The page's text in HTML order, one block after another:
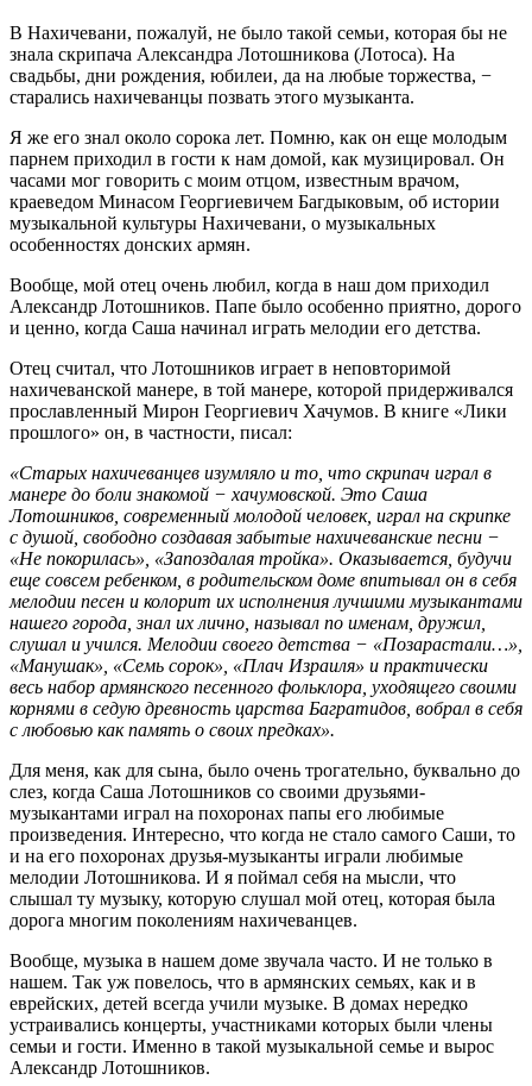
В Нахичевани, пожалуй, не было такой семьи, которая бы не
знала скрипача Александра Лотошникова (Лотоса). На
свадьбы, дни рождения, юбилеи, да на любые торжества, −
старались нахичеванцы позвать этого музыканта.
Я же его знал около сорока лет. Помню, как он еще молодым
парнем приходил в гости к нам домой, как музицировал. Он
часами мог говорить с моим отцом, известным врачом,
краеведом Минасом Георгиевичем Багдыковым, об истории
музыкальной культуры Нахичевани, о музыкальных
особенностях донских армян.
Вообще, мой отец очень любил, когда в наш дом приходил
Александр Лотошников. Папе было особенно приятно, дорого
и ценно, когда Саша начинал играть мелодии его детства.
Отец считал, что Лотошников играет в неповторимой
нахичеванской манере, в той манере, которой придерживался
прославленный Мирон Георгиевич Хачумов. В книге «Лики
прошлого» он, в частности, писал:
«Старых нахичеванцев изумляло и то, что скрипач играл в
манере до боли знакомой − хачумовской. Это Саша
Лотошников, современный молодой человек, играл на скрипке
с душой, свободно создавая забытые нахичеванские песни −
«Не покорилась», «Запоздалая тройка». Оказывается, будучи
еще совсем ребенком, в родительском доме впитывал он в себя
мелодии песен и колорит их исполнения лучшими музыкантами
нашего города, знал их лично, называл по именам, дружил,
слушал и учился. Мелодии своего детства − «Позарастали…»,
«Манушак», «Семь сорок», «Плач Израиля» и практически
весь набор армянского песенного фольклора, уходящего своими
корнями в седую древность царства Багратидов, вобрал в себя
с любовью как память о своих предках».
Для меня, как для сына, было очень трогательно, буквально до
слез, когда Саша Лотошников со своими друзьями-
музыкантами играл на похоронах папы его любимые
произведения. Интересно, что когда не стало самого Саши, то
и на его похоронах друзья-музыканты играли любимые
мелодии Лотошникова. И я поймал себя на мысли, что
слышал ту музыку, которую слушал мой отец, которая была
дорога многим поколениям нахичеванцев.
Вообще, музыка в нашем доме звучала часто. И не только в
нашем. Так уж повелось, что в армянских семьях, как и в
еврейских, детей всегда учили музыке. В домах нередко
устраивались концерты, участниками которых были члены
семьи и гости. Именно в такой музыкальной семье и вырос
Александр Лотошников.